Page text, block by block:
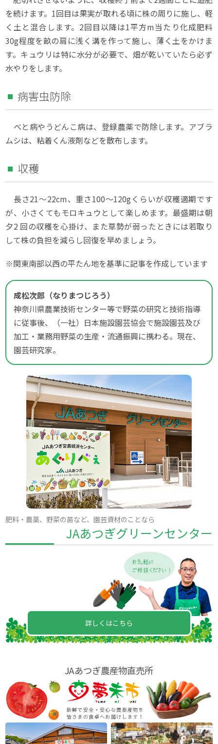
を続けます。1回目は果実が取れる頃に株の周りに施し、軽
く土と混合します。2回目以降は1平方m当たり化成肥料
30g程度を畝の肩に浅く溝を作って施し、薄く土をかけま
す。キュウリは特に水分が必要で、畑が乾いていたら必ず
水やりをします。
病害虫防除
べと病やうどんこ病は、登録農薬で防除します。アブラ
ムシは、粘着くん液剤などを散布します。
収穫
長さ21～22cm、重さ100～120gくらいが収穫適期です
が、小さくてもモロキュウとして楽しめます。最盛期は朝
夕2 回の収穫を心掛け、また草勢が弱ったときには若取り
して株の負担を減らし回復を早めましょう。
※関東南部以西の平たん地を基準に記事を作成しています
成松次郎（なりまつじろう）
神奈川県農業技術センター等で野菜の研究と技術指導
に従事後、（一社）日本施設園芸協会で施設園芸及び
加工・業務用野菜の生産・流通振興に携わる。現在、
園芸研究家。
肥料・農薬、野菜の苗など、園芸資材のことなら
JAあつぎグリーンセンター
詳しくはこちら
JAあつぎ農産物直売所